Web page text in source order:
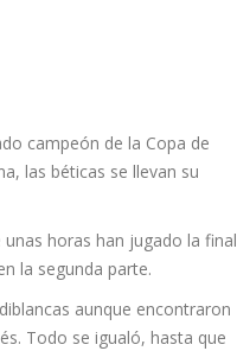
campeón de la Copa de
las béticas se llevan su
horas han jugado la final
la segunda parte.
aunque encontraron
Todo se igualó, hasta que